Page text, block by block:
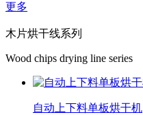
更多
木片烘干线系列
Wood chips drying line series
自动上下料单板烘干机